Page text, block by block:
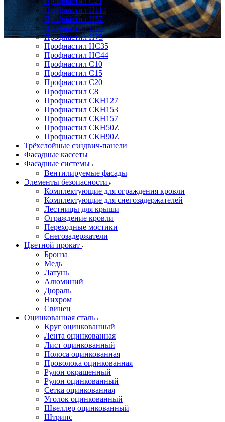
Профнастил Н114
Профнастил Н57
Профнастил Н60
Профнастил Н75
Профнастил НС35
Профнастил НС44
Профнастил С10
Профнастил С15
Профнастил С20
Профнастил С8
Профнастил СКН127
Профнастил СКН153
Профнастил СКН157
Профнастил СКН50Z
Профнастил СКН90Z
Трёхслойные сэндвич-панели
Фасадные кассеты
Фасадные системы
Вентилируемые фасады
Элементы безопасности
Комплектующие для ограждения кровли
Комплектующие для снегозадержателей
Лестницы для крыши
Ограждение кровли
Переходные мостики
Снегозадержатели
Цветной прокат
Бронза
Медь
Латунь
Алюминий
Дюраль
Нихром
Свинец
Оцинкованная сталь
Круг оцинкованный
Лента оцинкованная
Лист оцинкованный
Полоса оцинкованная
Проволока оцинкованная
Рулон окрашенный
Рулон оцинкованный
Сетка оцинкованная
Уголок оцинкованный
Швеллер оцинкованный
Штрипс